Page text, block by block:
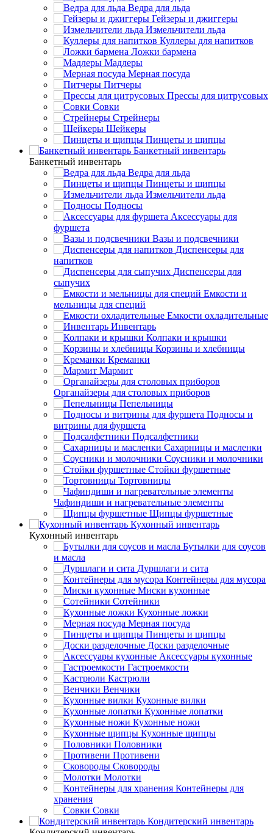
Ведра для льда
Гейзеры и джиггеры
Измельчители льда
Куллеры для напитков
Ложки бармена
Мадлеры
Мерная посуда
Питчеры
Прессы для цитрусовых
Совки
Стрейнеры
Шейкеры
Пинцеты и щипцы
Банкетный инвентарь
Банкетный инвентарь
Ведра для льда
Пинцеты и щипцы
Измельчители льда
Подносы
Аксессуары для
фуршета
Вазы и подсвечники
Диспенсеры для
напитков
Диспенсеры для
сыпучих
Емкости и
мельницы для специй
Емкости охладительные
Инвентарь
Колпаки и крышки
Корзины и хлебницы
Креманки
Мармит
Органайзеры для столовых приборов
Пепельницы
Подносы и
витрины для фуршета
Подсалфетники
Сахарницы и масленки
Соусники и молочники
Стойки фуршетные
Тортовницы
Чафиндиши и нагревательные элементы
Щипцы фуршетные
Кухонный инвентарь
Кухонный инвентарь
Бутылки для соусов
и масла
Дуршлаги и сита
Контейнеры для мусора
Миски кухонные
Сотейники
Кухонные ложки
Мерная посуда
Пинцеты и щипцы
Доски разделочные
Аксессуары кухонные
Гастроемкости
Кастрюли
Венчики
Кухонные вилки
Кухонные лопатки
Кухонные ножи
Кухонные щипцы
Половники
Противени
Сковороды
Молотки
Контейнеры для
хранения
Совки
Кондитерский инвентарь